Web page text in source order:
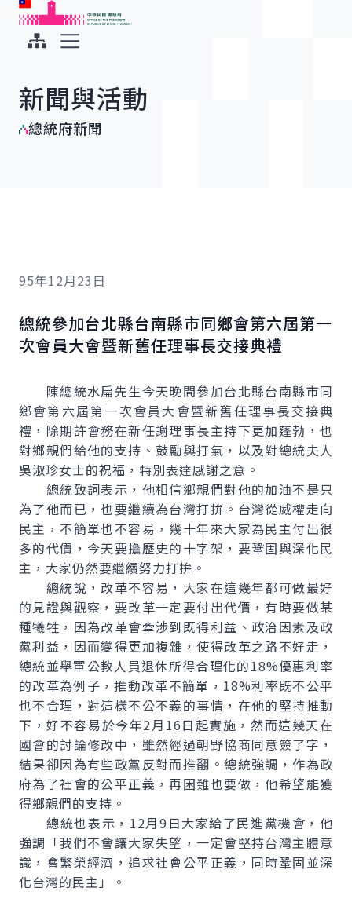
跳到主要內容
中華民國總統府
新聞與活動
總統府新聞
95年12月23日
總統參加台北縣台南縣市同鄉會第六屆第一
次會員大會暨新舊任理事長交接典禮
陳總統水扁先生今天晚間參加台北縣台南縣市同
鄉會第六屆第一次會員大會暨新舊任理事長交接典
禮，除期許會務在新任謝理事長主持下更加蓬勃，也
對鄉親們給他的支持、鼓勵與打氣，以及對總統夫人
吳淑珍女士的祝福，特別表達感謝之意。
總統致詞表示，他相信鄉親們對他的加油不是只
為了他而已，也要繼續為台灣打拚。台灣從威權走向
民主，不簡單也不容易，幾十年來大家為民主付出很
多的代價，今天要擔歷史的十字架，要鞏固與深化民
主，大家仍然要繼續努力打拚。
總統說，改革不容易，大家在這幾年都可做最好
的見證與觀察，要改革一定要付出代價，有時要做某
種犧牲，因為改革會牽涉到既得利益、政治因素及政
黨利益，因而變得更加複雜，使得改革之路不好走，
總統並舉軍公教人員退休所得合理化的18%優惠利率
的改革為例子，推動改革不簡單，18%利率既不公平
也不合理，對這樣不公不義的事情，在他的堅持推動
下，好不容易於今年2月16日起實施，然而這幾天在
國會的討論修改中，雖然經過朝野協商同意簽了字，
結果卻因為有些政黨反對而推翻。總統強調，作為政
府為了社會的公平正義，再困難也要做，他希望能獲
得鄉親們的支持。
總統也表示，12月9日大家給了民進黨機會，他
強調「我們不會讓大家失望，一定會堅持台灣主體意
識，會繁榮經濟，追求社會公平正義，同時鞏固並深
化台灣的民主」。